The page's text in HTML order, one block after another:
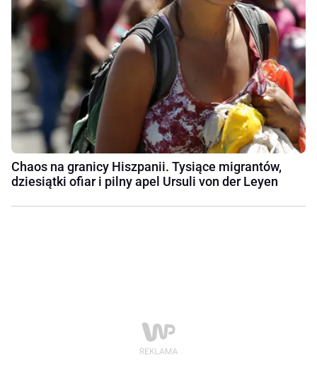
Chaos na granicy Hiszpanii. Tysiące migrantów,
dziesiątki ofiar i pilny apel Ursuli von der Leyen